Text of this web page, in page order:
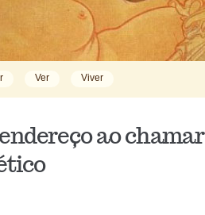
Ver Viver
ao chamar